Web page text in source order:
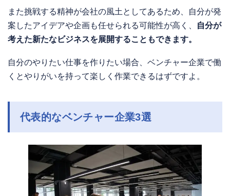
また挑戦する精神が会社の風土としてあるため、自分が発
案したアイデアや企画も任せられる可能性が高く、
自分が
考えた新たなビジネスを展開することもできます。
自分のやりたい仕事を作りたい場合、ベンチャー企業で働
くとやりがいを持って楽しく作業できるはずですよ。
代表的なベンチャー企業3選